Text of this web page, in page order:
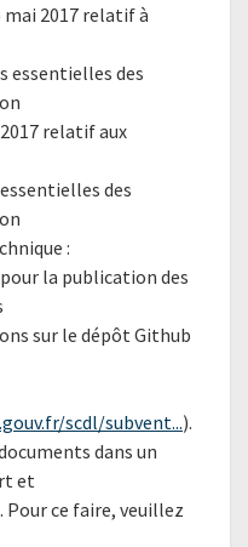
mai 2017 relatif à
essentielles des
relatif aux
des
:
la publication des
sur le dépôt Github
scdl/subvent...).
dans un
et
Pour ce faire, veuillez